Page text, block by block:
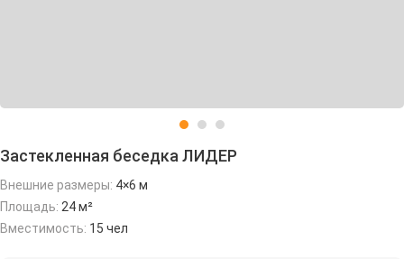
Застекленная беседка ЛИДЕР
Внешние размеры: 4×6 м
Площадь: 24 м²
Вместимость: 15 чел